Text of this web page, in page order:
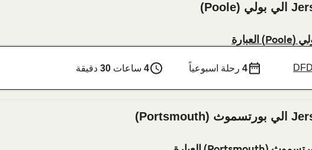
4 رحلة اسبوعياً 4ساعات 30دقيقة